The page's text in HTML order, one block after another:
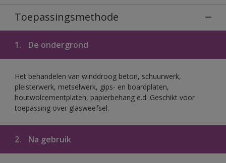
Toepassingsmethode
1. De ondergrond
Het behandelen van winddroog beton, schuurwerk,
pleisterwerk, metselwerk, gips- en boardplaten,
houtwolcementplaten, papierbehang e.d. Geschikt voor
toepassing over glasweefsel.
2. Na gebruik